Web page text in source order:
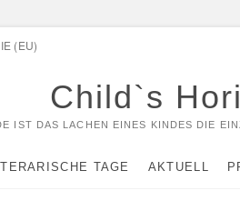
(EU)
Child`s
IST DAS LACHEN EINES KINDES DIE
TAGE AKTUELL